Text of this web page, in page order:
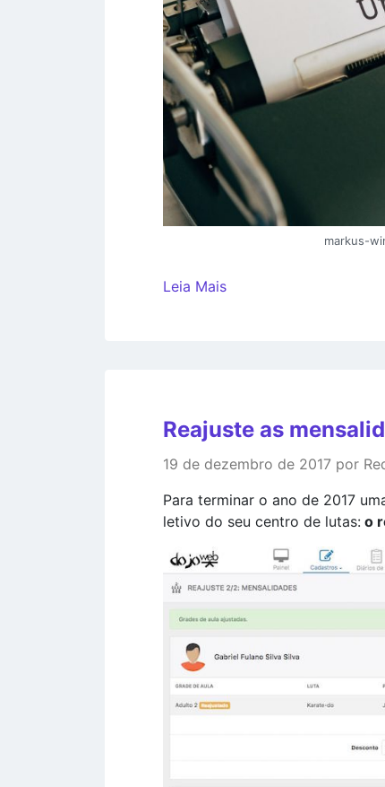
markus-
Leia Mais
Reajuste as
19 de dezembro de 2017 por
Para terminar o ano de 2017
letivo do seu centro de lutas: o